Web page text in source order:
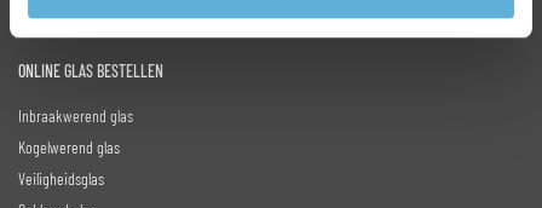
ONLINE GLAS BESTELLEN
Inbraakwerend glas
Kogelwerend glas
Veiligheidsglas